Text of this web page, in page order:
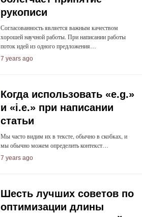
рукописи
Согласованность является важным качеством
хорошей научной работы. При написании работы
поток идей из одного предложения…
7 years ago
Когда использовать «e.g.»
и «i.e.» при написании
статьи
Мы часто видим их в тексте, обычно в скобках, и
мы обычно можем определить контекст…
7 years ago
Шесть лучших советов по
оптимизации длины